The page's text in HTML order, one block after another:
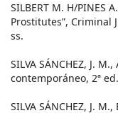
SILBERT M. H/PINES
Prostitutes”, Criminal
ss.
SILVA SÁNCHEZ, J.
contemporáneo, 2ª
SILVA SÁNCHEZ, J.